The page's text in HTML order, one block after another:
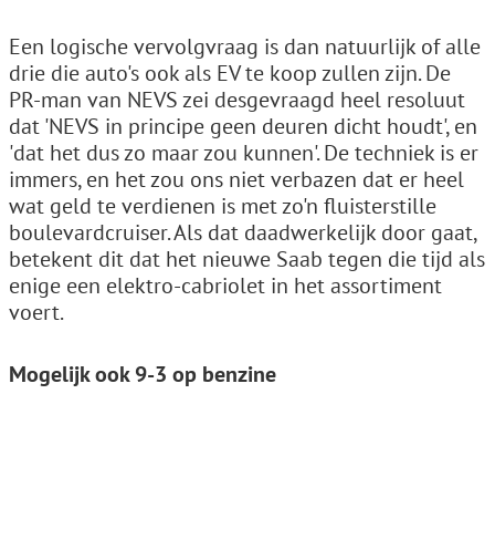
Een logische vervolgvraag is dan natuurlijk of alle
drie die auto's ook als EV te koop zullen zijn. De
PR-man van NEVS zei desgevraagd heel resoluut
dat 'NEVS in principe geen deuren dicht houdt', en
'dat het dus zo maar zou kunnen'. De techniek is er
immers, en het zou ons niet verbazen dat er heel
wat geld te verdienen is met zo'n fluisterstille
boulevardcruiser. Als dat daadwerkelijk door gaat,
betekent dit dat het nieuwe Saab tegen die tijd als
enige een elektro-cabriolet in het assortiment
voert.
Mogelijk ook 9-3 op benzine